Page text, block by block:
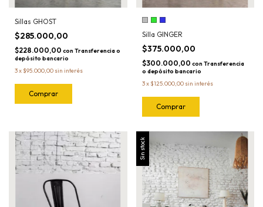
Sillas GHOST
$285.000,00
$228.000,00 con Transferencia o
depósito bancario
3x $95.000,00 sin interés
Silla GINGER
$375.000,00
$300.000,00 con Transferencia
o depósito bancario
3x $125.000,00 sin interés
Comprar
Sin stock